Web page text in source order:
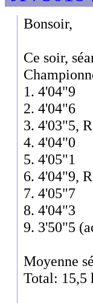
Bonsoir,
Ce soir,
1. 4'04"9
2. 4'04"6
3. 4'03"5,
4. 4'04"0
5. 4'05"1
6. 4'04"9,
7. 4'05"7
8. 4'04"3
9. 3'50"5
Moyenne
Total: 15,5